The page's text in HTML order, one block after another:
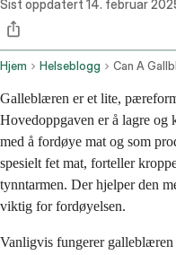
Sist oppdatert 14. februar
Hjem Helseblogg Can A
Galleblæren er et lite,
Hovedoppgaven er å lagre og
med å fordøye mat og som
spesielt fet mat, forteller
tynntarmen. Der hjelper den
viktig for fordøyelsen.
Vanligvis fungerer galleblæren